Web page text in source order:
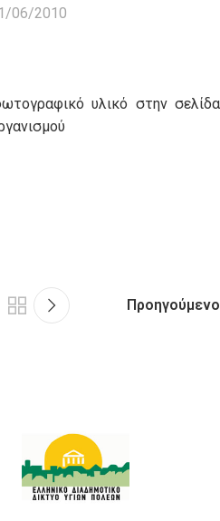
06/2010
υλικό στην σελίδα
Προηγούμενο